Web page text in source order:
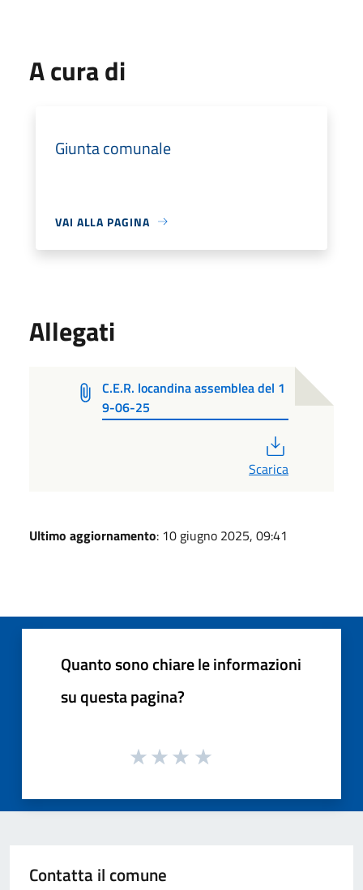
A cura di
Giunta comunale
VAI ALLA PAGINA
Allegati
C.E.R. locandina assemblea del 1
9-06-25
Scarica
Ultimo aggiornamento: 10 giugno 2025, 09:41
Quanto sono chiare le informazioni
su questa pagina?
Contatta il comune